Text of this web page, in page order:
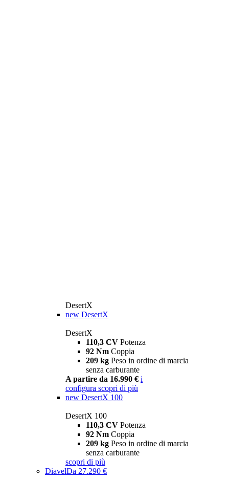
DesertX
new DesertX
DesertX
110,3 CV Potenza
92 Nm Coppia
209 kg Peso in ordine di marcia
senza carburante
A partire da 16.990 € i
configura scopri di più
new DesertX 100
DesertX 100
110,3 CV Potenza
92 Nm Coppia
209 kg Peso in ordine di marcia
senza carburante
scopri di più
DiavelDa 27.290 €